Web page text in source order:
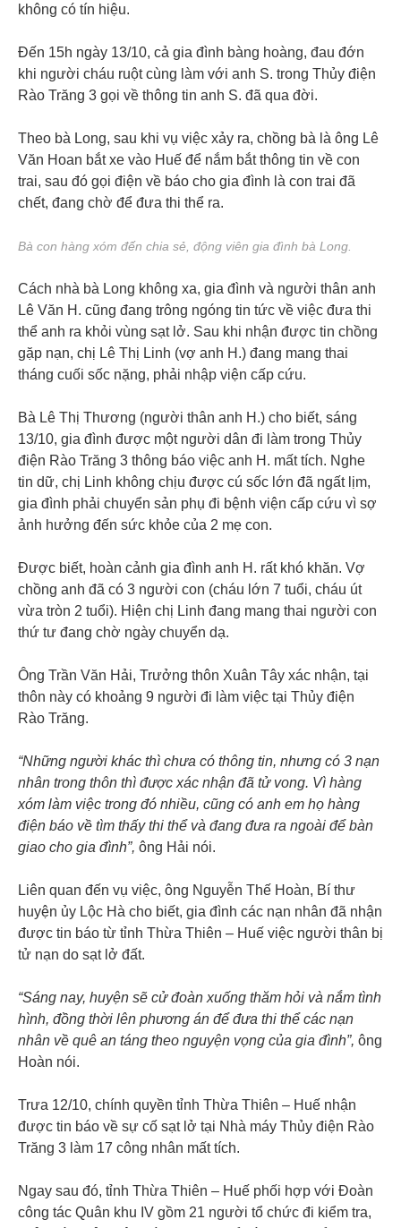
không có tín hiệu.
Đến 15h ngày 13/10, cả gia đình bàng hoàng, đau đớn
khi người cháu ruột cùng làm với anh S. trong Thủy điện
Rào Trăng 3 gọi về thông tin anh S. đã qua đời.
Theo bà Long, sau khi vụ việc xảy ra, chồng bà là ông Lê
Văn Hoan bắt xe vào Huế để nắm bắt thông tin về con
trai, sau đó gọi điện về báo cho gia đình là con trai đã
chết, đang chờ để đưa thi thể ra.
Bà con hàng xóm đến chia sẻ, động viên gia đình bà Long.
Cách nhà bà Long không xa, gia đình và người thân anh
Lê Văn H. cũng đang trông ngóng tin tức về việc đưa thi
thể anh ra khỏi vùng sạt lở. Sau khi nhận được tin chồng
gặp nạn, chị Lê Thị Linh (vợ anh H.) đang mang thai
tháng cuối sốc nặng, phải nhập viện cấp cứu.
Bà Lê Thị Thương (người thân anh H.) cho biết, sáng
13/10, gia đình được một người dân đi làm trong Thủy
điện Rào Trăng 3 thông báo việc anh H. mất tích. Nghe
tin dữ, chị Linh không chịu được cú sốc lớn đã ngất lịm,
gia đình phải chuyển sản phụ đi bệnh viện cấp cứu vì sợ
ảnh hưởng đến sức khỏe của 2 mẹ con.
Được biết, hoàn cảnh gia đình anh H. rất khó khăn. Vợ
chồng anh đã có 3 người con (cháu lớn 7 tuổi, cháu út
vừa tròn 2 tuổi). Hiện chị Linh đang mang thai người con
thứ tư đang chờ ngày chuyển dạ.
Ông Trần Văn Hải, Trưởng thôn Xuân Tây xác nhận, tại
thôn này có khoảng 9 người đi làm việc tại Thủy điện
Rào Trăng.
“Những người khác thì chưa có thông tin, nhưng có 3 nạn
nhân trong thôn thì được xác nhận đã tử vong. Vì hàng
xóm làm việc trong đó nhiều, cũng có anh em họ hàng
điện báo về tìm thấy thi thể và đang đưa ra ngoài để bàn
giao cho gia đình”, ông Hải nói.
Liên quan đến vụ việc, ông Nguyễn Thế Hoàn, Bí thư
huyện ủy Lộc Hà cho biết, gia đình các nạn nhân đã nhận
được tin báo từ tỉnh Thừa Thiên – Huế việc người thân bị
tử nạn do sạt lở đất.
“Sáng nay, huyện sẽ cử đoàn xuống thăm hỏi và nắm tình
hình, đồng thời lên phương án để đưa thi thể các nạn
nhân về quê an táng theo nguyện vọng của gia đình”, ông
Hoàn nói.
Trưa 12/10, chính quyền tỉnh Thừa Thiên – Huế nhận
được tin báo về sự cố sạt lở tại Nhà máy Thủy điện Rào
Trăng 3 làm 17 công nhân mất tích.
Ngay sau đó, tỉnh Thừa Thiên – Huế phối hợp với Đoàn
công tác Quân khu IV gồm 21 người tổ chức đi kiểm tra,